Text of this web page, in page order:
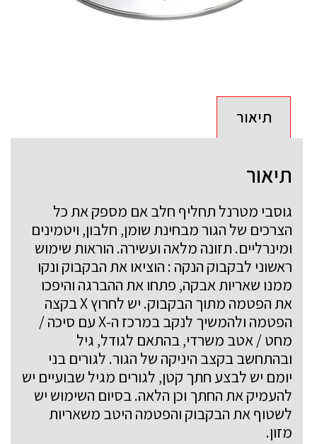
תיאור
תיאור
גוסבי מטרנל תחליף חלב אם מספק את כל
הצרכים של הגור מבחינת שומן, חלבון, ויטמינים
ומינרליים. תזונה מלאה ועשירה. הוראות שימוש
ראשוני לבקבוק הנקה : הוציאו את הבקבוק ונקו
ממנו שאריות אבקה, פתחו את ההברגה והיפכו
את הפטמה מתוך הבקבוק. יש לחרוץ X בקצה
הפטמה ולהמשיך לנקב במרכז ה-X עם סיכה /
מחט / אטב משרדי, בהתאם לגודל, גיל
ובהתחשב בקצב היניקה של הגור. לגורים בני
יומם יש לבצע חתך קטן, לגורים מגיל שבועיים יש
להעמיק את החתך וכן הלאה. בסיום השימוש יש
לשטוף את הבקבוק והפטמה היטב משאריות
מזון.